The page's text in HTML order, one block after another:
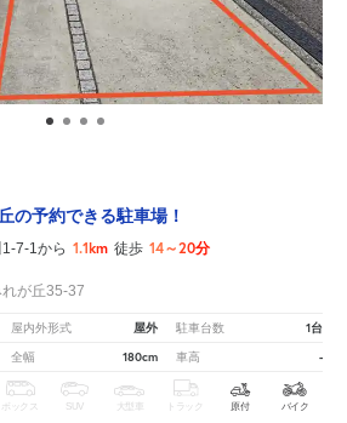
の予約できる駐車場！
7-1から 1.1km 徒歩 14～20分
が丘35-37
屋内外形式 屋外 駐車台数 1台
全幅 180cm 車高 -
ボックス SUV 大型車 トラック 原付 バイク